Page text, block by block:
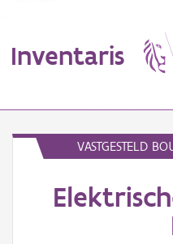
Inventaris
Erfgoedobject
VASTGESTELD